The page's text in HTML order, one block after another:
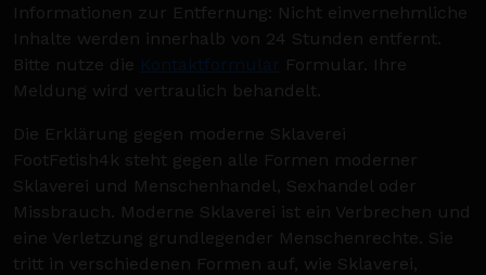
Informationen zur Entfernung: Nicht einvernehmliche
Inhalte werden innerhalb von 24 Stunden entfernt.
Bitte nutze die Kontaktformular Formular. Ihre
Meldung wird vertraulich behandelt.
Die Erklärung gegen moderne Sklaverei
FootFetish4k steht gegen alle Formen moderner
Sklaverei und Menschenhandel, Sexhandel oder
Missbrauch. Moderne Sklaverei ist ein Verbrechen und
eine Verletzung grundlegender Menschenrechte. Sie
tritt in verschiedenen Formen auf, wie Sklaverei,